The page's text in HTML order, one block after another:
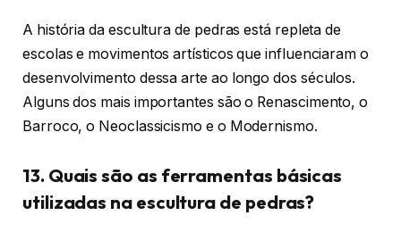
A história da escultura de pedras está repleta de
escolas e movimentos artísticos que influenciaram o
desenvolvimento dessa arte ao longo dos séculos.
Alguns dos mais importantes são o Renascimento, o
Barroco, o Neoclassicismo e o Modernismo.
13. Quais são as ferramentas básicas
utilizadas na escultura de pedras?